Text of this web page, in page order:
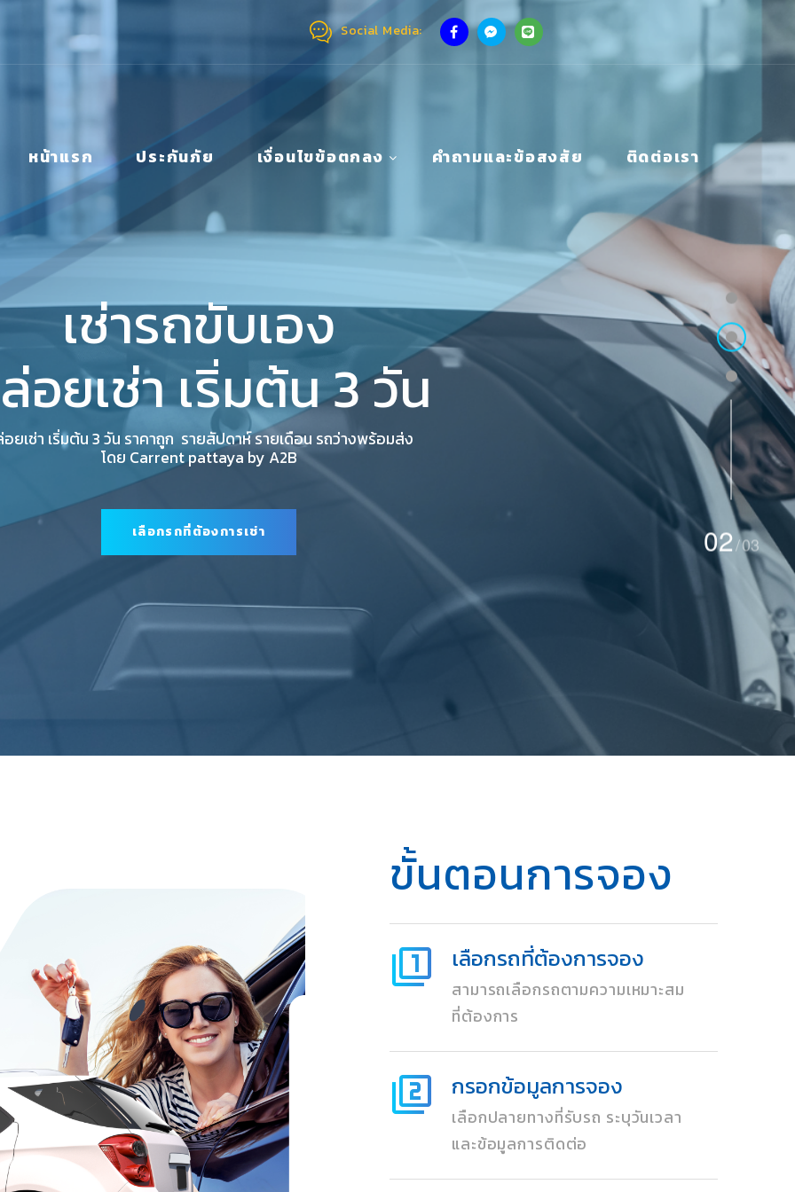
Social Media
หน้าแรก ประกันภัย เงื่อนไขข้อตกลง คำถามและข้อสงสัย ติดต่อเรา
เช่ารถขับเอง
อยเช่า เริ่มต้น 3 วัน
ยเช่า เริ่มต้น 3 วัน ราคาถูก รายสัปดาห์ รายเดือน รถว่างพร้อมส่ง
โดย Carrent pattaya by A2B
เลือกรถที่ต้องการเช่า 02 03
ขั้นตอนการจอง
เลือกรถที่ต้องการจอง
สามารถเลือกรถตามความเหมาะสม
ที่ต้องการ
กรอกข้อมูลการจอง
เลือกปลายทางที่รับรถ ระบุวันเวลา
และข้อมูลการติดต่อ